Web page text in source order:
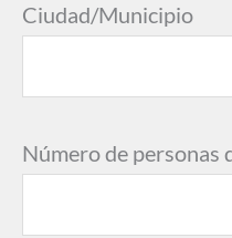
Ciudad/Municipio
Número de personas